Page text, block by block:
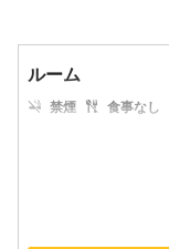
ルーム
禁煙 食事なし